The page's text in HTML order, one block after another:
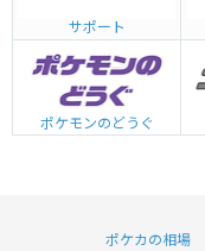
サポート
ポケモンのどうぐ
ポケカの相場